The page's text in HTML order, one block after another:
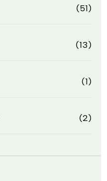
(51)
(13)
(1)
(2)